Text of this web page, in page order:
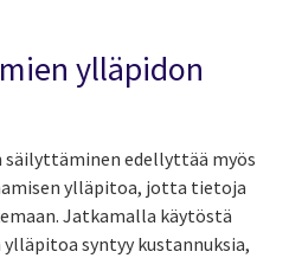
ylläpidon
edellyttää myös
ylläpitoa, jotta tietoja
Jatkamalla käytöstä
syntyy kustannuksia,